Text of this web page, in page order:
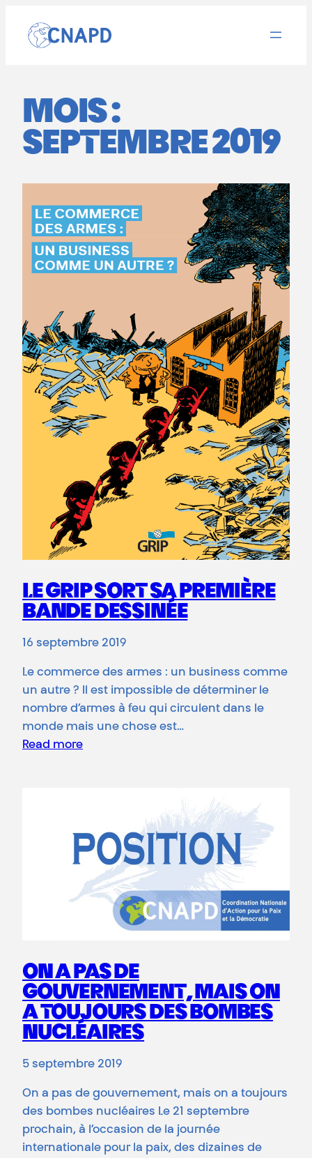
contenu
MOIS :
SEPTEMBRE 2019
LE GRIP SORT SA PREMIÈRE
BANDE DESSINÉE
16 septembre 2019
Le commerce des armes : un business comme
un autre ? Il est impossible de déterminer le
nombre d’armes à feu qui circulent dans le
monde mais une chose est…
Read more
ON A PAS DE
GOUVERNEMENT, MAIS ON
A TOUJOURS DES BOMBES
NUCLÉAIRES
5 septembre 2019
On a pas de gouvernement, mais on a toujours
des bombes nucléaires Le 21 septembre
prochain, à l’occasion de la journée
internationale pour la paix, des dizaines de